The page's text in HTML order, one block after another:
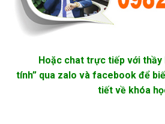
Hoặc chat trực tiếp với thầy
tính” qua zalo và facebook để
tiết về khóa